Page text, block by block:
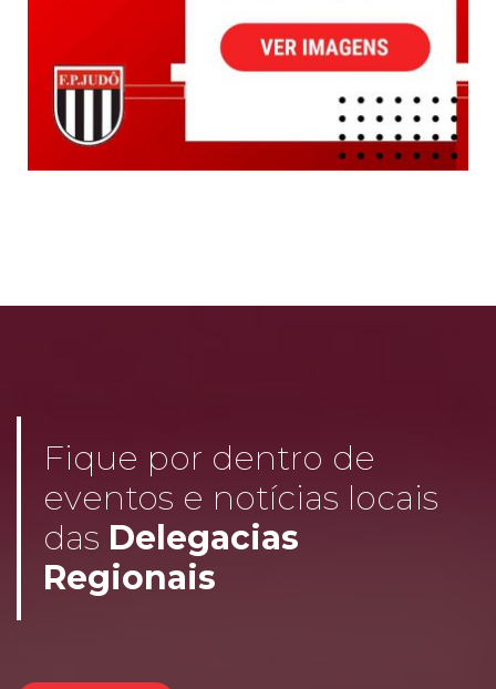
Fique por dentro de
eventos e notícias locais
das Delegacias
Regionais